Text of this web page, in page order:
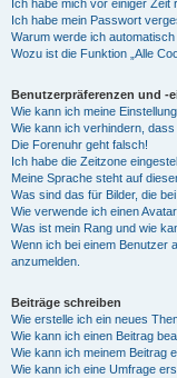
Ich habe mich vor einiger
Ich habe mein Passwort
Warum werde ich
Wozu ist die Funktion „Alle
Benutzerpräferenzen und -
Wie kann ich meine
Wie kann ich verhindern,
Die Forenuhr geht falsch!
Ich habe die Zeitzone
Meine Sprache steht auf
Was sind das für Bilder, die
Wie verwende ich einen
Was ist mein Rang und wie
Wenn ich bei einem Benutzer
anzumelden.
Beiträge schreiben
Wie erstelle ich ein neues
Wie kann ich einen Beitrag
Wie kann ich meinem Beitrag
Wie kann ich eine Umfrage